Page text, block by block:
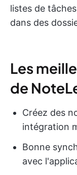
listes de
dans des
Les
de
Créez des
intégration
Bonne
avec